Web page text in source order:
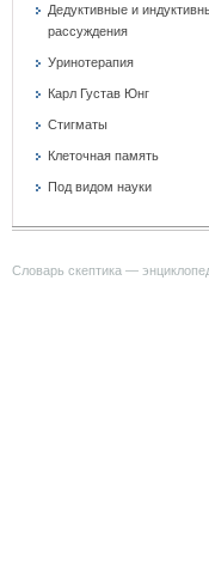
Дедуктивные и
рассуждения
Уринотерапия
Карл Густав Юнг
Стигматы
Клеточная память
Под видом науки
Словарь скептика —